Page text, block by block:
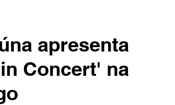
apresenta
Concert' na